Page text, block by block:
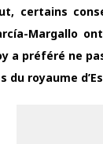
certains
Margallo
a préféré ne
royaume